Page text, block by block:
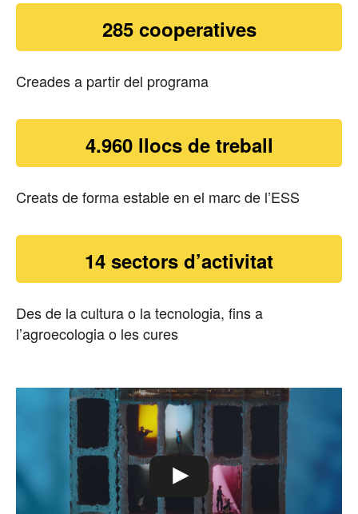
285 cooperatives
Creades a partir del programa
4.960 llocs de treball
Creats de forma estable en el marc de l’ESS
14 sectors d’activitat
Des de la cultura o la tecnologia, fins a
l’agroecologia o les cures